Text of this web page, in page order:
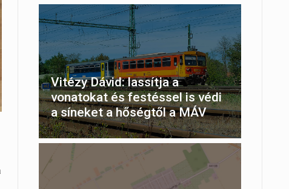
Vitézy Dávid: lassítja a
vonatokat és festéssel is védi
a síneket a hőségtől a MÁV